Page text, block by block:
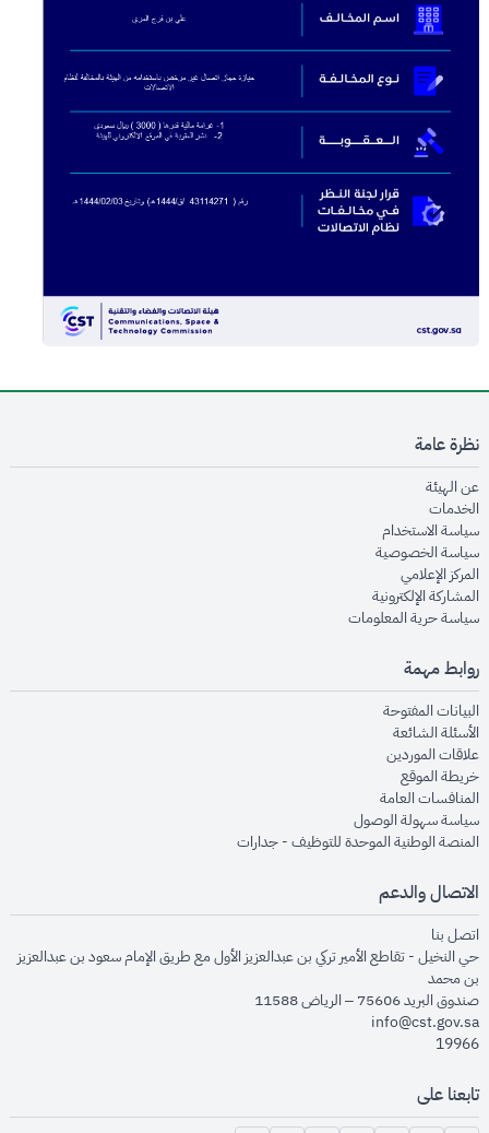
نظرة عامة
عن الهيئةopens in new window
الخدماتopens in new window
سياسة الاستخدام
سياسة الخصوصيةopens in new window
المركز الإعلاميopens in new window
المشاركة الإلكترونيةopens in new window
سياسة حرية المعلوماتopens in new window
روابط مهمة
البيانات المفتوحةopens in new window
الأسئلة الشائعةopens in new window
علاقات الموردينopens in new window
خريطة الموقعopens in new window
المنافسات العامةopens in new window
سياسة سهولة الوصولopens in new window
المنصة الوطنية الموحدة للتوظيف - جداراتopens in new window
الاتصال والدعم
اتصل بنا
حي النخيل - تقاطع الأمير تركي بن عبدالعزيز الأول مع طريق الإمام سعود بن عبدالعزيز
بن محمد
صندوق البريد 75606 – الرياض 11588
info@cst.gov.sa
19966
تابعنا على